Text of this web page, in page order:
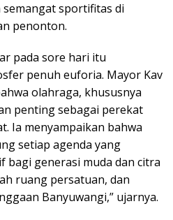
sportifitas di
penonton.
pada sore hari itu
penuh euforia. Mayor Kav
olahraga, khususnya
penting sebagai perekat
Ia menyampaikan bahwa
setiap agenda yang
bagi generasi muda dan citra
ruang persatuan, dan
Banyuwangi,” ujarnya.